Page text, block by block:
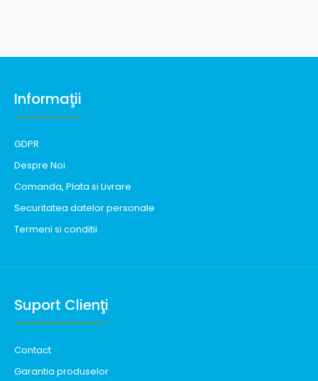
Informaţii
GDPR
Despre Noi
Comanda, Plata si Livrare
Securitatea datelor personale
Termeni si conditii
Suport Clienţi
Contact
Garantia produselor